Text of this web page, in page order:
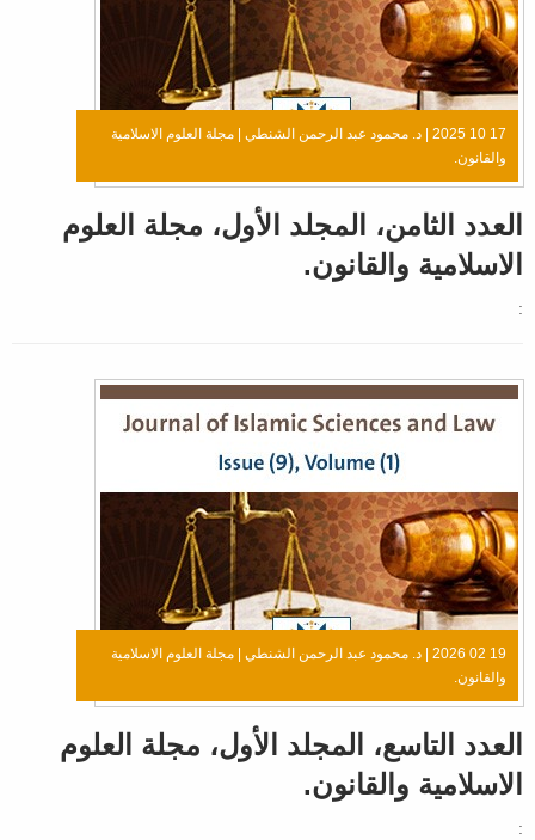
17 10 2025 | د. محمود عبد الرحمن الشنطي
مجلة العلوم الاسلامية
والقانون.
العدد الثامن، المجلد الأول، مجلة العلوم
الاسلامية والقانون.
:
19 02 2026 | د. محمود عبد الرحمن الشنطي
مجلة العلوم الاسلامية
والقانون.
العدد التاسع، المجلد الأول، مجلة العلوم
الاسلامية والقانون.
: